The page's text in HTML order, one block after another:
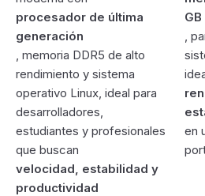
procesador de última
generación
, memoria DDR5 de alto
rendimiento y sistema
operativo Linux, ideal para
desarrolladores,
estudiantes y profesionales
que buscan
velocidad, estabilidad y
productividad
GB
,
en